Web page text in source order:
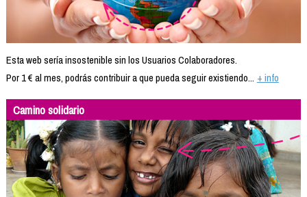
Esta web sería insostenible sin los Usuarios Colaboradores.
Por 1 € al mes, podrás contribuir a que pueda seguir existiendo... + info
Camino solidario